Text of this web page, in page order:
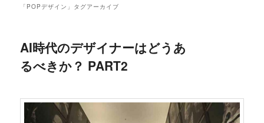
「 POPデザイン 」タグアーカイブ
AI時代のデザイナーはどうあ
るべきか？ PART2